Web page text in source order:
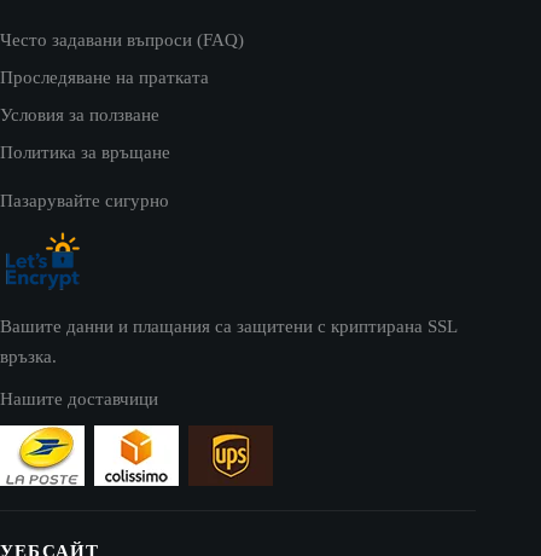
Често задавани въпроси (FAQ)
Проследяване на пратката
Условия за ползване
Политика за връщане
Пазарувайте сигурно
Вашите данни и плащания са защитени с криптирана SSL
връзка.
Нашите доставчици
УЕБСАЙТ